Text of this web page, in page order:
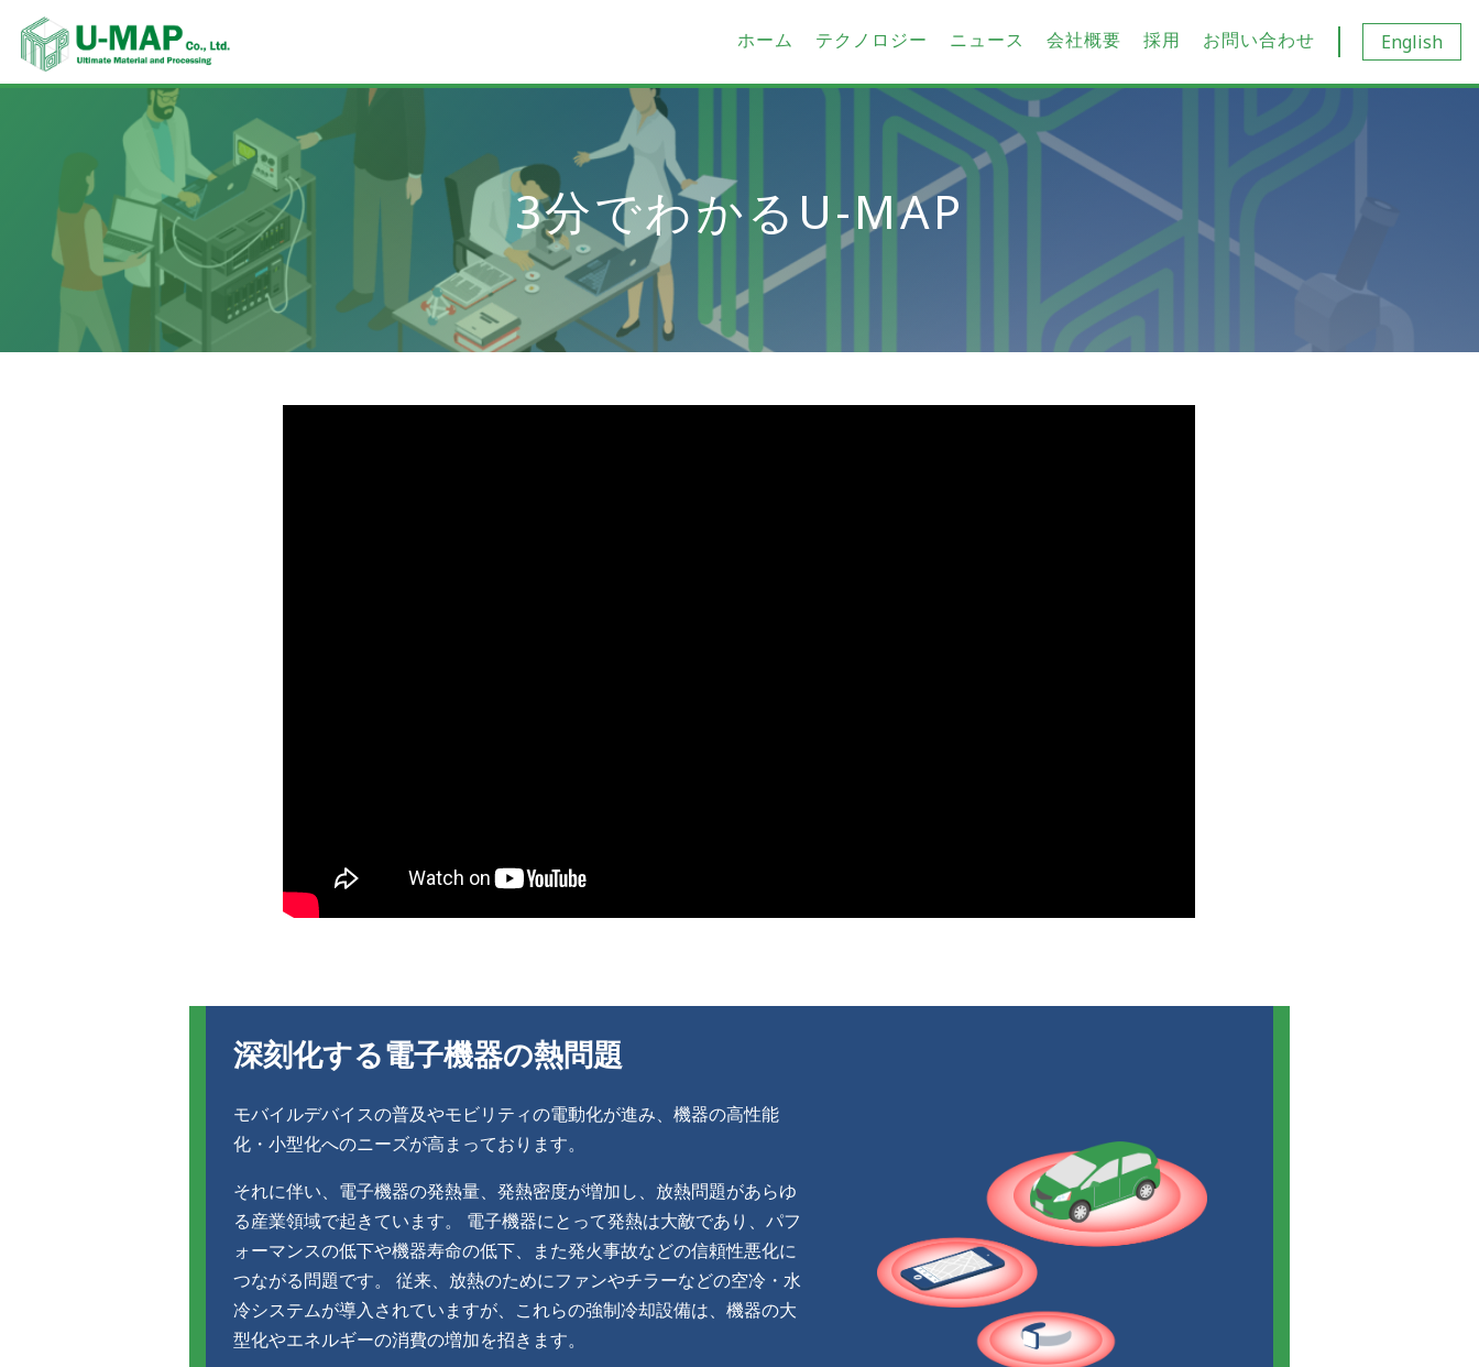
ホーム テクノロジー ニュース 会社概要 採用 お問い合わせ English
3分でわかるU-MAP
深刻化する電子機器の熱問題
モバイルデバイスの普及やモビリティの電動化が進み、機器の高性能
化・小型化へのニーズが高まっております。
それに伴い、電子機器の発熱量、発熱密度が増加し、放熱問題があらゆ
る産業領域で起きています。 電子機器にとって発熱は大敵であり、パフ
ォーマンスの低下や機器寿命の低下、また発火事故などの信頼性悪化に
つながる問題です。 従来、放熱のためにファンやチラーなどの空冷・水
冷システムが導入されていますが、これらの強制冷却設備は、機器の大
型化やエネルギーの消費の増加を招きます。